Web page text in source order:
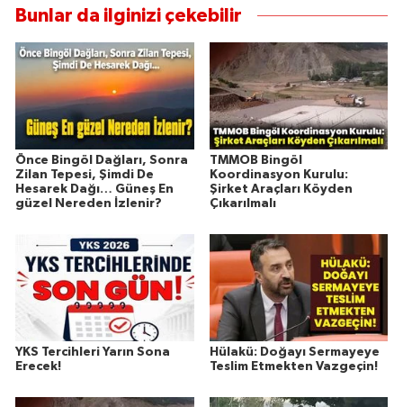
Bunlar da ilginizi çekebilir
Önce Bingöl Dağları, Sonra
Zilan Tepesi, Şimdi De
Hesarek Dağı… Güneş En
güzel Nereden İzlenir?
TMMOB Bingöl
Koordinasyon Kurulu:
Şirket Araçları Köyden
Çıkarılmalı
YKS Tercihleri Yarın Sona
Erecek!
Hülakü: Doğayı Sermayeye
Teslim Etmekten Vazgeçin!